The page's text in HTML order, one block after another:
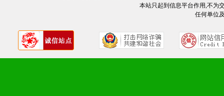
本站只起到信息平台作用,不为
任何单位